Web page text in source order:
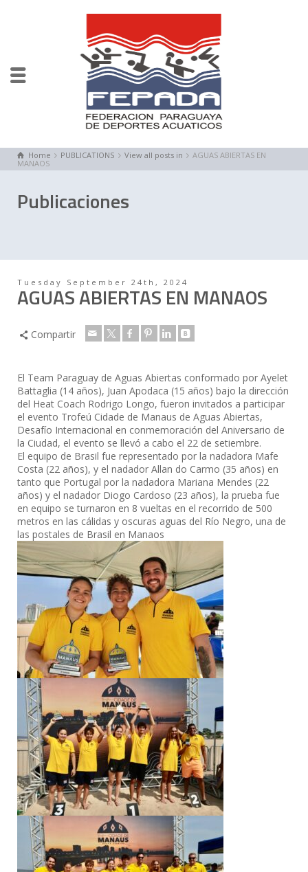
Home PUBLICATIONS View all posts in
AGUAS ABIERTAS EN
MANAOS
Publicaciones
Tuesday September 24th, 2024
AGUAS ABIERTAS EN MANAOS
Compartir
El Team Paraguay de Aguas Abiertas conformado por Ayelet
Battaglia (14 años), Juan Apodaca (15 años) bajo la dirección
del Heat Coach Rodrigo Longo, fueron invitados a participar
el evento Trofeú Cidade de Manaus de Aguas Abiertas,
Desafío Internacional en conmemoración del Aniversario de
la Ciudad, el evento se llevó a cabo el 22 de setiembre.
El equipo de Brasil fue representado por la nadadora Mafe
Costa (22 años), y el nadador Allan do Carmo (35 años) en
tanto que Portugal por la nadadora Mariana Mendes (22
años) y el nadador Diogo Cardoso (23 años), la prueba fue
en equipo se turnaron en 8 vueltas en el recorrido de 500
metros en las cálidas y oscuras aguas del Río Negro, una de
las postales de Brasil en Manaos